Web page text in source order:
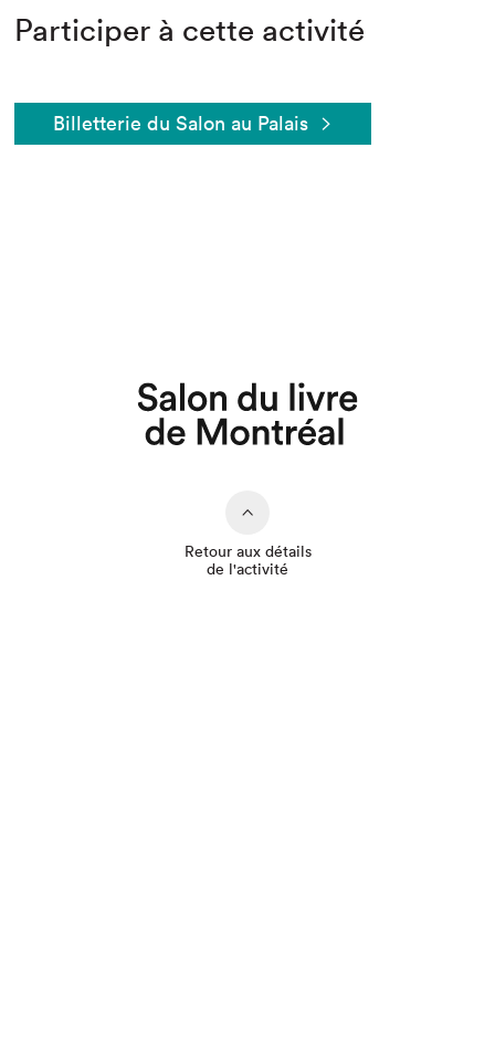
Participer à cette activité
Billetterie du Salon au Palais
Retour aux détails
de l'activité